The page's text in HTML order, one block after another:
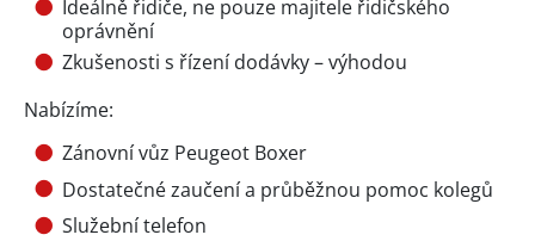
Ideálně řidiče, ne pouze majitele řidičského
oprávnění
Zkušenosti s řízení dodávky – výhodou
Nabízíme:
Zánovní vůz Peugeot Boxer
Dostatečné zaučení a průběžnou pomoc kolegů
Služební telefon